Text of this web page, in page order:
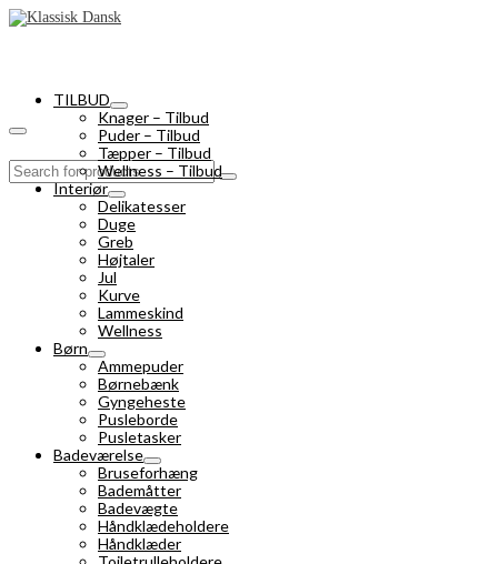
Search
for:
TILBUD
Knager – Tilbud
Puder – Tilbud
Tæpper – Tilbud
Wellness – Tilbud
Interiør
Delikatesser
Duge
Greb
Højtaler
Jul
Kurve
Lammeskind
Wellness
Børn
Ammepuder
Børnebænk
Gyngeheste
Pusleborde
Pusletasker
Badeværelse
Bruseforhæng
Bademåtter
Badevægte
Håndklædeholdere
Håndklæder